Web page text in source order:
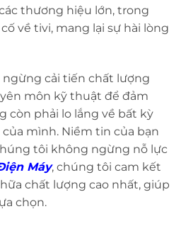
thương hiệu lớn, trong
về tivi, mang lại sự hài lòng
cải tiến chất lượng
môn kỹ thuật để đảm
còn phải lo lắng về bất kỳ
mình. Niềm tin của bạn
tôi không ngừng nỗ lực
Máy, chúng tôi cam kết
chất lượng cao nhất, giúp
chọn.